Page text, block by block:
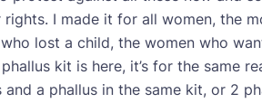
I made it for all women, the
lost a child, the women who
kit is here, it’s for the same
a phallus in the same kit, or 2